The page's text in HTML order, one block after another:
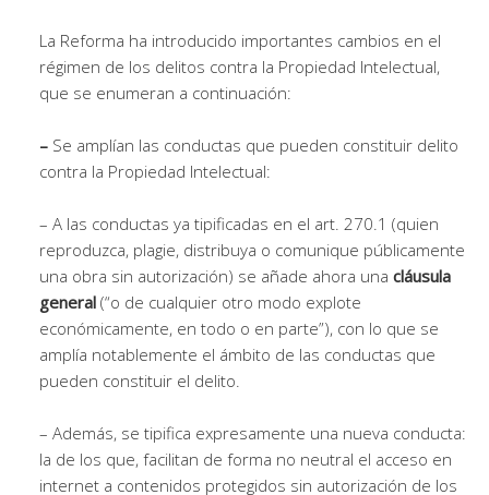
La Reforma ha introducido importantes cambios en el
régimen de los delitos contra la Propiedad Intelectual,
que se enumeran a continuación:
– Se amplían las conductas que pueden constituir delito
contra la Propiedad Intelectual:
– A las conductas ya tipificadas en el art. 270.1 (quien
reproduzca, plagie, distribuya o comunique públicamente
una obra sin autorización) se añade ahora una cláusula
general (“o de cualquier otro modo explote
económicamente, en todo o en parte”), con lo que se
amplía notablemente el ámbito de las conductas que
pueden constituir el delito.
– Además, se tipifica expresamente una nueva conducta:
la de los que, facilitan de forma no neutral el acceso en
internet a contenidos protegidos sin autorización de los